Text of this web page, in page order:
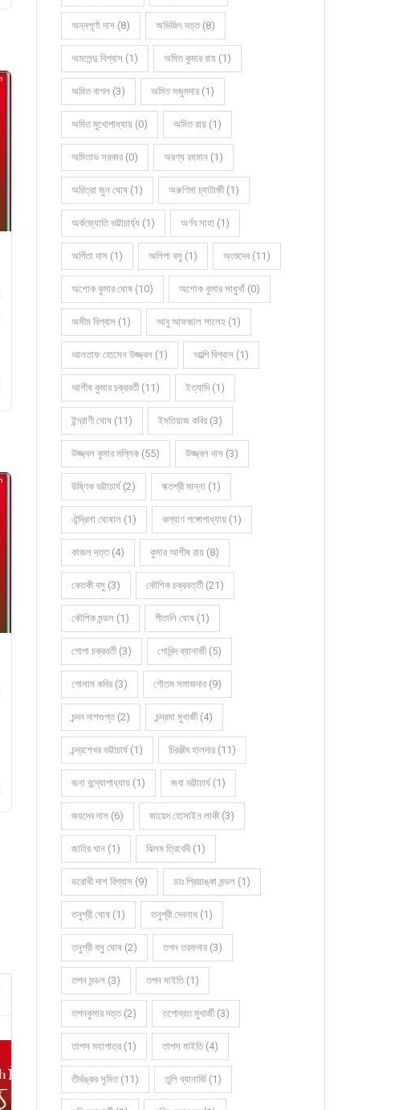
অন্নপূর্ণা দাস (8) অভিজিৎ দত্ত (8)
অমলেন্দু বিশ্বাস (1) অমিত কুমার রায় (1)
অমিত বাগল (3) অমিত মজুমদার (1)
অমিত মুখোপাধ্যায় (0) অমিত রায় (1)
অমিতাভ সরকার (0) অরণ্য রহমান (1)
অরিত্রা জুন ঘোষ (1) অরুণিমা চ্যাটার্জী (1)
অর্কজ্যোতি ভট্টাচার্য্য (1) অর্ণব সাহা (1)
অর্পিতা দাস (1) অলিপা বসু (1) অংশুদেব (11)
অশোক কুমার ঘোষ (10) অশোক কুমার সাধুখাঁ (0)
অসীম বিশ্বাস (1) আবু আফজাল সালেহ (1)
আলতাফ হোসেন উজ্জ্বল (1) আল্পি বিশ্বাস (1)
আশীষ কুমার চক্রবর্তী (11) ইত্যাদি (1)
ইন্দ্রাণী ঘোষ (11) ইমতিয়াজ কবির (3)
উজ্জ্বল কুমার মল্লিক (55) উজ্জ্বল দাস (3)
উষ্ণিক ভট্টাচার্য (2) ঋতশ্রী মান্না (1)
ঐন্দ্রিলা ঘোষাল (1) কল্যাণ গঙ্গোপাধ্যায় (1)
কাজল দত্ত (4) কুমার আশীষ রায় (8)
কেতকী বসু (3) কৌশিক চক্রবর্ত্তী (21)
কৌশিক মন্ডল (1) গীতালি ঘোষ (1)
গোপা চক্রবর্তী (3) গোবিন্দ ব্যানার্জী (5)
গোলাম কবির (3) গৌতম সমাজদার (9)
চন্দন দাশগুপ্ত (2) চন্দ্রমা মুখার্জী (4)
চন্দ্রশেখর ভট্টাচার্য (1) চিরঞ্জীব হালদার (11)
জনা বন্দ্যোপাধ্যায় (1) জবা ভট্টাচার্য (1)
জয়দেব দাস (6) জায়েদ হোসাইন লাকী (3)
জাহির খান (1) ঝিলম ত্রিবেদী (1)
ডরোথী দাশ বিশ্বাস (9) ডাঃ প্রিয়াঙ্কা মন্ডল (1)
তনুশ্রী ঘোষ (1) তনুশ্রী দেবনাথ (1)
তনুশ্রী বসু ঘোষ (2) তপন তরফদার (3)
তপন মন্ডল (3) তপন মাইতি (1)
তপনকুমার দত্ত (2) তপোব্রত মুখার্জী (3)
তাপস মহাপাত্র (1) তাপস মাইতি (4)
তীর্থঙ্কর সুমিত (11) তুলি ব্যানার্জি (1)